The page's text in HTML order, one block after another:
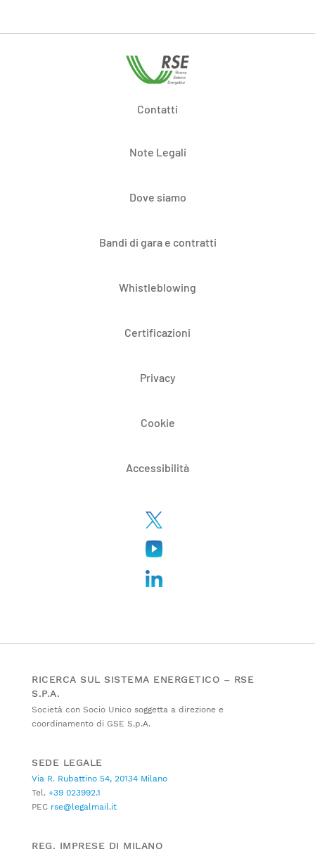
Contatti
Note Legali
Dove siamo
Bandi di gara e contratti
Whistleblowing
Certificazioni
Privacy
Cookie
Accessibilità
RICERCA SUL SISTEMA ENERGETICO – RSE
S.P.A.
Società con Socio Unico soggetta a direzione e
coordinamento di GSE S.p.A.
SEDE LEGALE
Via R. Rubattino 54, 20134 Milano
Tel. +39 023992.1
PEC rse@legalmail.it
REG. IMPRESE DI MILANO